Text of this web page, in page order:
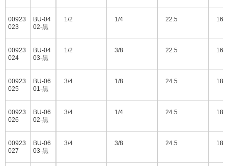
00923
023
BU-04
02-黒
00923
024
BU-04
03-黒
00923
025
BU-06
01-黒
00923
026
BU-06
02-黒
00923
027
BU-06
03-黒
1/2 1/4 22.5 16.5
1/2 3/8 22.5 16.5
3/4 1/8 24.5 18.5
3/4 1/4 24.5 18.5
3/4 3/8 24.5 18.5